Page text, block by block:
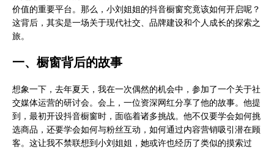
抖
音
开
启
教
程，
小
刘
姐
价值的重要平台。那么，小刘姐姐的抖音橱窗究竟该如何开启呢？
这背后，其实是一场关于现代社交、品牌建设和个人成长的探索之
旅。
一、橱窗背后的故事
想象一下，去年夏天，我在一次偶然的机会中，参加了一个关于社
交媒体运营的研讨会。会上，一位资深网红分享了他的故事。他提
到，最初开设抖音橱窗时，面临着诸多挑战。他不仅要学会如何挑
选商品，还要学会如何与粉丝互动，如何通过内容营销吸引潜在顾
客。这让我不禁联想到小刘姐姐，她或许也经历了类似的摸索过